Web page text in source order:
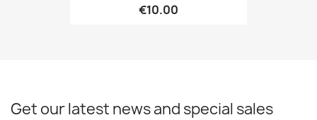
€10.00
Get our latest news and special sales